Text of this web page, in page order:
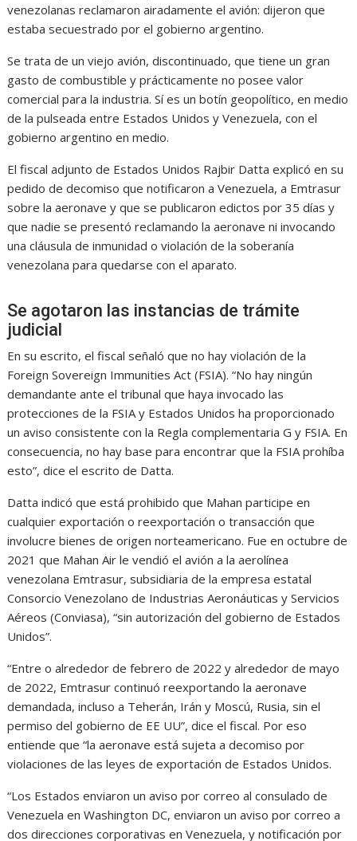
venezolanas reclamaron airadamente el avión: dijeron que
estaba secuestrado por el gobierno argentino.
Se trata de un viejo avión, discontinuado, que tiene un gran
gasto de combustible y prácticamente no posee valor
comercial para la industria. Sí es un botín geopolítico, en medio
de la pulseada entre Estados Unidos y Venezuela, con el
gobierno argentino en medio.
El fiscal adjunto de Estados Unidos Rajbir Datta explicó en su
pedido de decomiso que notificaron a Venezuela, a Emtrasur
sobre la aeronave y que se publicaron edictos por 35 días y
que nadie se presentó reclamando la aeronave ni invocando
una cláusula de inmunidad o violación de la soberanía
venezolana para quedarse con el aparato.
Se agotaron las instancias de trámite
judicial
En su escrito, el fiscal señaló que no hay violación de la
Foreign Sovereign Immunities Act (FSIA). “No hay ningún
demandante ante el tribunal que haya invocado las
protecciones de la FSIA y Estados Unidos ha proporcionado
un aviso consistente con la Regla complementaria G y FSIA. En
consecuencia, no hay base para encontrar que la FSIA prohíba
esto”, dice el escrito de Datta.
Datta indicó que está prohibido que Mahan participe en
cualquier exportación o reexportación o transacción que
involucre bienes de origen norteamericano. Fue en octubre de
2021 que Mahan Air le vendió el avión a la aerolínea
venezolana Emtrasur, subsidiaria de la empresa estatal
Consorcio Venezolano de Industrias Aeronáuticas y Servicios
Aéreos (Conviasa), “sin autorización del gobierno de Estados
Unidos”.
“Entre o alrededor de febrero de 2022 y alrededor de mayo
de 2022, Emtrasur continuó reexportando la aeronave
demandada, incluso a Teherán, Irán y Moscú, Rusia, sin el
permiso del gobierno de EE UU”, dice el fiscal. Por eso
entiende que “la aeronave está sujeta a decomiso por
violaciones de las leyes de exportación de Estados Unidos.
“Los Estados enviaron un aviso por correo al consulado de
Venezuela en Washington DC, enviaron un aviso por correo a
dos direcciones corporativas en Venezuela, y notificación por